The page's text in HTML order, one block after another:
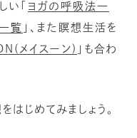
「 ヨガの呼吸法一
覧 」、また瞑想生活を
メイスーン) 」も合わ
はじめてみましょう。